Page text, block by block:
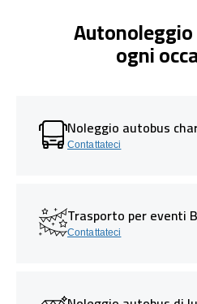
ogni
Noleggio autobus
Contattateci
Trasporto per eventi
Contattateci